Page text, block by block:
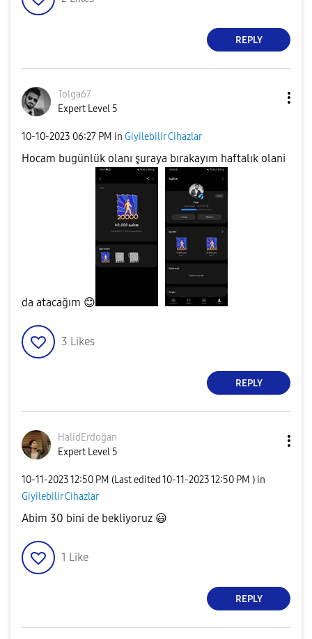
REPLY
Tolga67
Expert Level 5
‎10-10-2023 06:27 PM in Giyilebilir Cihazlar
Hocam bugünlük olanı şuraya bırakayım haftalık olani
da atacağım 😊
3 Likes
REPLY
HalidErdoğan
Expert Level 5
‎10-11-202312:50 PM (Last edited ‎10-11-202312:50 PM ) in
Giyilebilir Cihazlar
Abim 30 bini de bekliyoruz 😃
1 Like
REPLY